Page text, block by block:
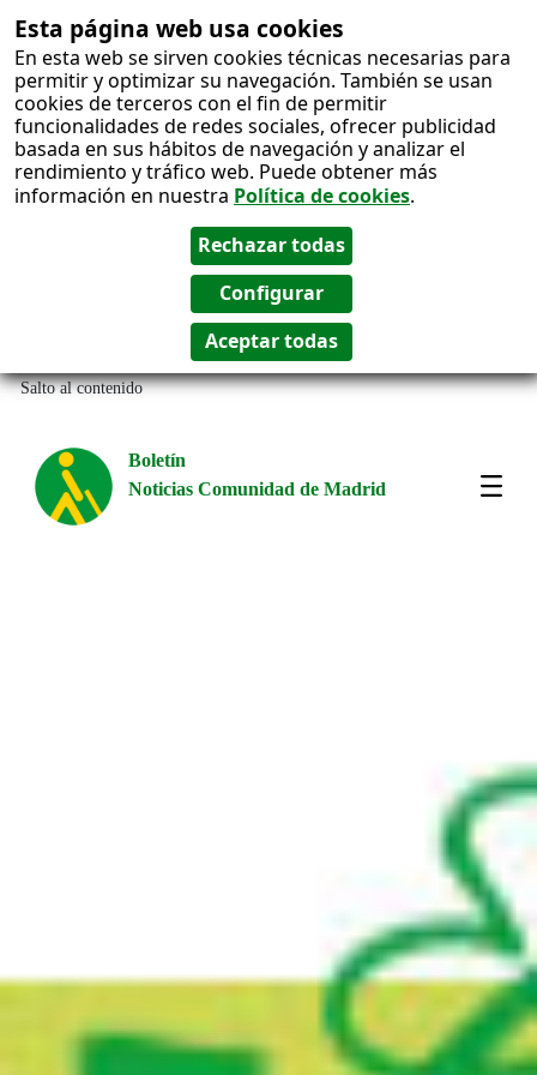
Esta página web usa cookies
En esta web se sirven cookies técnicas necesarias para
permitir y optimizar su navegación. También se usan
cookies de terceros con el fin de permitir
funcionalidades de redes sociales, ofrecer publicidad
basada en sus hábitos de navegación y analizar el
rendimiento y tráfico web. Puede obtener más
información en nuestra Política de cookies.
Salto al contenido
Boletín
Noticias Comunidad de Madrid